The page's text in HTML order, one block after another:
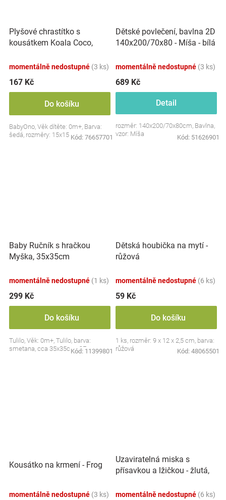
Plyšové chrastítko s
kousátkem Koala Coco,
momentálně nedostupné (3 ks)
167 Kč
Do košíku
BabyOno, Věk dítěte: 0m+, Barva:
šedá, rozměry: 15x15 cm.
Kód: 76657701
Dětské povlečení, bavlna 2D
140x200/70x80 - Míša - bílá
momentálně nedostupné (3 ks)
689 Kč
Detail
rozměr: 140x200/70x80cm, Bavlna,
vzor: Míša
Kód: 51626901
Baby Ručník s hračkou
Myška, 35x35cm
momentálně nedostupné (1 ks)
299 Kč
Do košíku
Tulilo, Věk: 0m+, Tulilo, barva:
smetana, cca 35x35cm, CE
Kód: 11399801
Dětská houbička na mytí -
růžová
momentálně nedostupné (6 ks)
59 Kč
Do košíku
1 ks, rozměr: 9 x 12 x 2,5 cm, barva:
růžová
Kód: 48065501
Kousátko na krmení - Frog
momentálně nedostupné (3 ks)
Uzaviratelná miska s
přísavkou a lžičkou - žlutá,
momentálně nedostupné (6 ks)